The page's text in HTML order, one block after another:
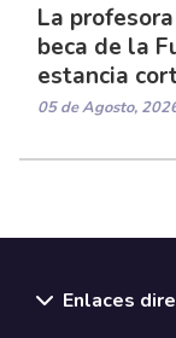
La
beca de la
estancia
05 de Agosto,
Enlaces